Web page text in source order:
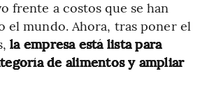
frente a costos que se han
el mundo. Ahora, tras poner el
la empresa está lista para
de alimentos y ampliar